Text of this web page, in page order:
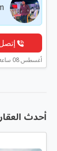
أغسطس 08 ساعه 07:08 ص
أحدث